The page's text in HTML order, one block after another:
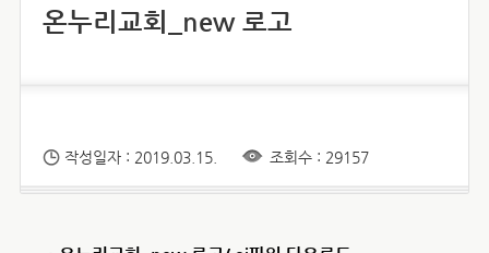
온누리교회_new 로고
작성일자 : 2019.03.15. 조회수 : 29157